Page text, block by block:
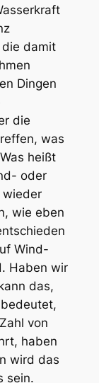
die damit
Dingen
die
was
heißt
oder
wieder
wie eben
Wind-
Haben wir
das,
von
haben
wird das
sein.